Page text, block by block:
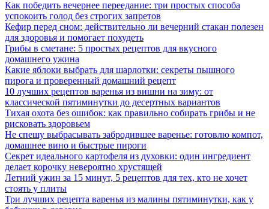
Как победить вечернее переедание: три простых способа
успокоить голод без строгих запретов
Кефир перед сном: действительно ли вечерний стакан полезен
для здоровья и помогает похудеть
Грибы в сметане: 5 простых рецептов для вкусного
домашнего ужина
Какие яблоки выбрать для шарлотки: секреты пышного
пирога и проверенный домашний рецепт
10 лучших рецептов варенья из вишни на зиму: от
классической пятиминутки до десертных вариантов
Тихая охота без ошибок: как правильно собирать грибы и не
рисковать здоровьем
Не спешу выбрасывать забродившее варенье: готовлю компот,
домашнее вино и быстрые пироги
Секрет идеального картофеля из духовки: один ингредиент
делает корочку невероятно хрустящей
Летний ужин за 15 минут, 5 рецептов для тех, кто не хочет
стоять у плиты
Три лучших рецепта варенья из малины пятиминутки, как у